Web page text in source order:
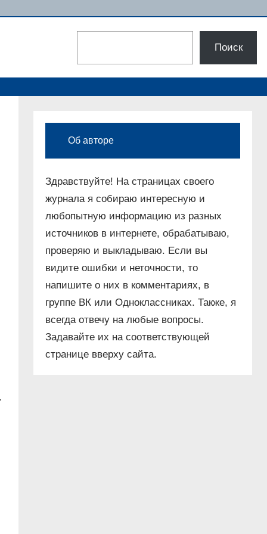
Поиск
Об авторе
Здравствуйте! На страницах своего
журнала я собираю интересную и
любопытную информацию из разных
источников в интернете, обрабатываю,
проверяю и выкладываю. Если вы
видите ошибки и неточности, то
напишите о них в комментариях, в
группе ВК или Одноклассниках. Также, я
всегда отвечу на любые вопросы.
Задавайте их на соответствующей
странице вверху сайта.